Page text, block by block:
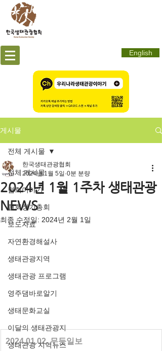
English
게시물
전체 게시물
협회이야기
협회정기총회
보도자료
자연환경해설사
생태관광지역
생태관광 프로그램
영주댐바로알기
생태문화교실
이달의 생태관광지
생태관광 지역뉴스
전체 게시물
2024년 1월 1주차 생태관광
NEWS
한국생태관광협회
2024년 1월 5일 0분 분량
최종 수정일: 2024년 2월 1일
2024.01.02. 무등일보